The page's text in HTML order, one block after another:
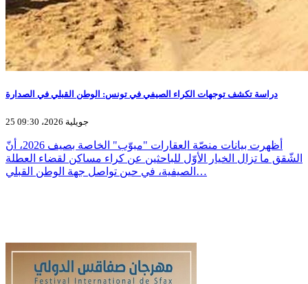
دراسة تكشف توجهات الكراء الصيفي في تونس: الوطن القبلي في الصدارة
25 جويلية 2026، 09:30
أظهرت بيانات منصّة العقارات "مبوّب" الخاصة بصيف 2026، أنّ
الشّقق ما تزال الخيار الأوّل للباحثين عن كراء مساكن لقضاء العطلة
الصيفية، في حين تواصل جهة الوطن القبلي…